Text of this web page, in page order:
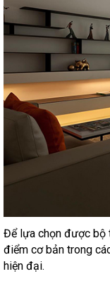
Để lựa chọn được bộ
điểm cơ bản trong
hiện đại.